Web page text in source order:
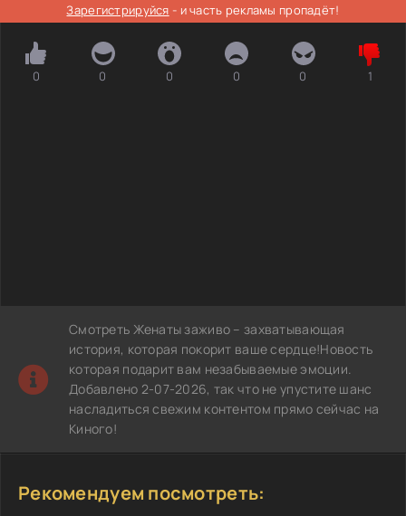
Зарегистрируйся - и часть рекламы пропадёт!
0 0 0 0 0 1
Смотреть Женаты заживо – захватывающая
история, которая покорит ваше сердце!Новость
которая подарит вам незабываемые эмоции.
Добавлено 2-07-2026, так что не упустите шанс
насладиться свежим контентом прямо сейчас на
Киного!
Рекомендуем посмотреть: